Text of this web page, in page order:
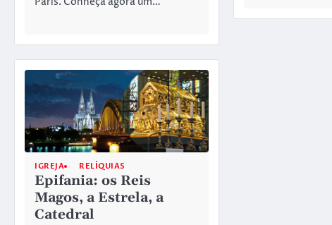
IGREJA RELÍQUIAS
Epifania: os Reis
Magos, a Estrela, a
Catedral